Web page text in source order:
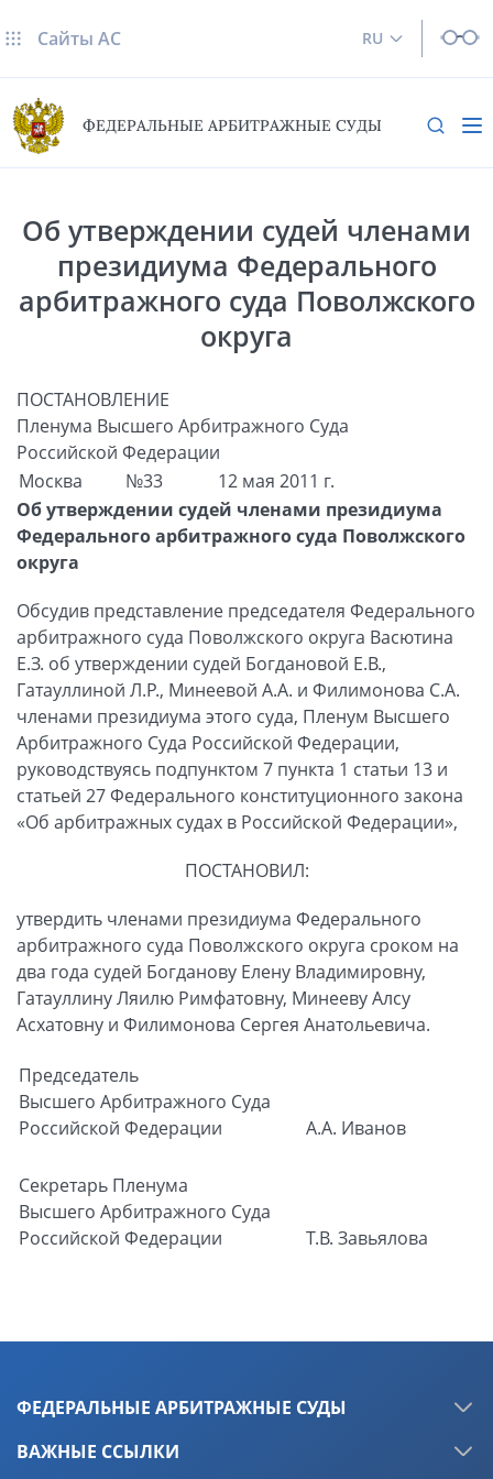
RU
Сайты AC
ФЕДЕРАЛЬНЫЕ АРБИТРАЖНЫЕ СУДЫ
Об утверждении судей членами
президиума Федерального
арбитражного суда Поволжского
округа
ПОСТАНОВЛЕНИЕ
Пленума Высшего Арбитражного Суда
Российской Федерации
Москва
№33
12 мая 2011 г.
Об утверждении судей членами президиума
Федерального арбитражного суда Поволжского
округа
Обсудив представление председателя Федерального
арбитражного суда Поволжского округа Васютина
Е.З. об утверждении судей Богдановой Е.В.,
Гатауллиной Л.Р., Минеевой А.А. и Филимонова С.А.
членами президиума этого суда, Пленум Высшего
Арбитражного Суда Российской Федерации,
руководствуясь подпунктом 7 пункта 1 статьи 13 и
статьей 27 Федерального конституционного закона
«Об арбитражных судах в Российской Федерации»,
ПОСТАНОВИЛ:
утвердить членами президиума Федерального
арбитражного суда Поволжского округа сроком на
два года судей Богданову Елену Владимировну,
Гатауллину Ляилю Римфатовну, Минееву Алсу
Асхатовну и Филимонова Сергея Анатольевича.
Председатель
Высшего Арбитражного Суда
Российской Федерации
А.А. Иванов
Секретарь Пленума
Высшего Арбитражного Суда
Российской Федерации
Т.В. Завьялова
ФЕДЕРАЛЬНЫЕ АРБИТРАЖНЫЕ СУДЫ
ВАЖНЫЕ ССЫЛКИ